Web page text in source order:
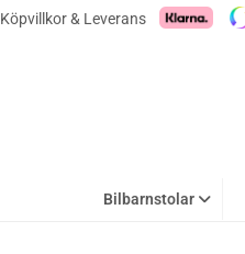
Köpvillkor & Leverans
Bilbarnstolar